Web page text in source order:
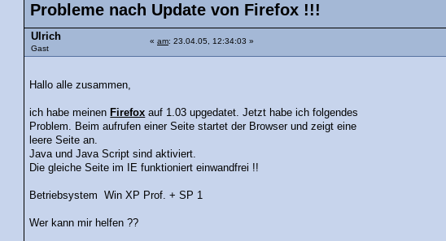
Probleme nach Update von Firefox !!!
Ulrich
Gast
« am: 23.04.05, 12:34:03 »
Hallo alle zusammen,
ich habe meinen Firefox auf 1.03 upgedatet. Jetzt habe ich folgendes
Problem. Beim aufrufen einer Seite startet der Browser und zeigt eine
leere Seite an.
Java und Java Script sind aktiviert.
Die gleiche Seite im IE funktioniert einwandfrei !!
Betriebsystem Win XP Prof. + SP 1
Wer kann mir helfen ??